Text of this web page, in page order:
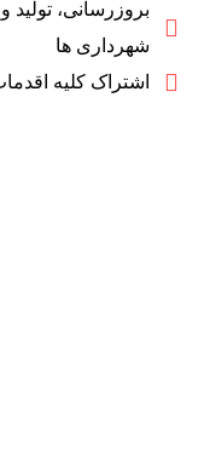
بروزرسانی،
شهرداری ها
اشتراک کلیه